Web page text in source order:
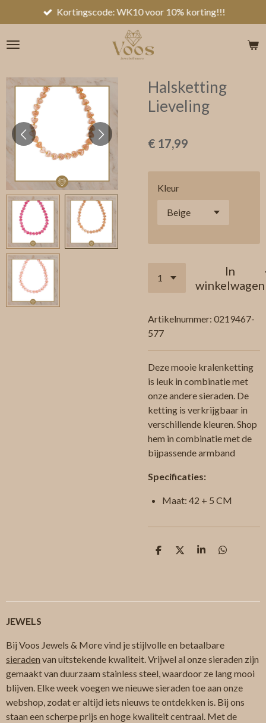
direct
naar
Kortingscode: WK10 voor 10% korting!!!
Halsketting
Lieveling
€ 17,99
Kleur
In
winkelwagen
Artikelnummer: 0219467-
577
Deze mooie kralenketting
is leuk in combinatie met
onze andere sieraden. De
ketting is verkrijgbaar in
verschillende kleuren. Shop
hem in combinatie met de
bijpassende armband
Specificaties:
Maat: 42 + 5 CM
D
D
S
D
JEWELS
Bij Voos Jewels & More vind je stijlvolle en betaalbare
sieraden van uitstekende kwaliteit. Vrijwel al onze sieraden zijn
gemaakt van duurzaam stainless steel, waardoor ze lang mooi
blijven. Elke week voegen we nieuwe sieraden toe aan onze
webshop, zodat er altijd iets nieuws te ontdekken is. Bij ons
staan een scherpe prijs en hoge kwaliteit centraal. Met de